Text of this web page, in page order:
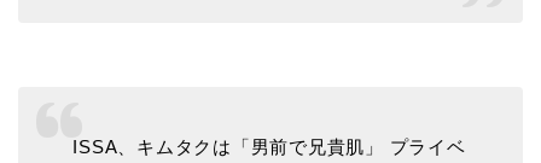
ISSA、キムタクは「男前で兄貴肌」 プライベ